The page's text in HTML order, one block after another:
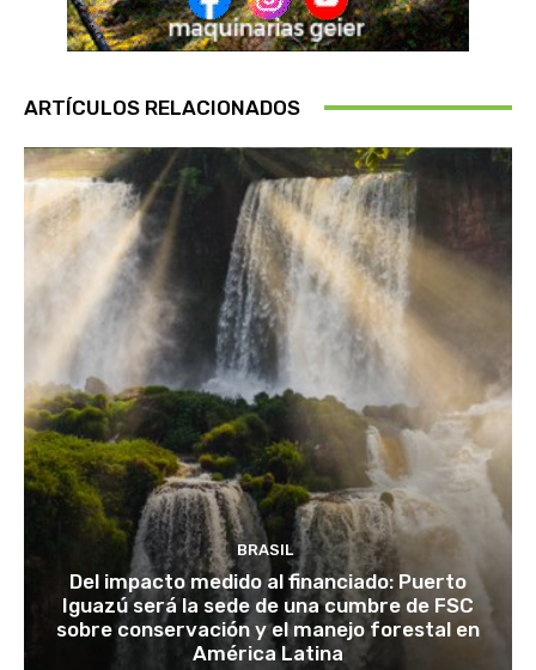
ARTÍCULOS RELACIONADOS
BRASIL
Del impacto medido al financiado: Puerto
Iguazú será la sede de una cumbre de FSC
sobre conservación y el manejo forestal en
América Latina